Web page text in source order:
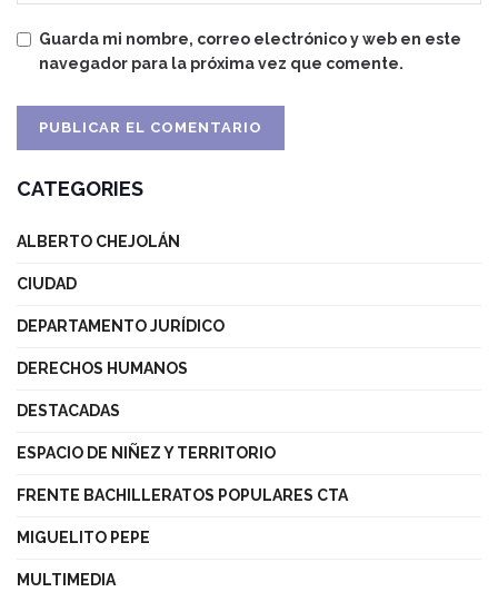
Guarda mi nombre, correo electrónico y web en este
navegador para la próxima vez que comente.
CATEGORIES
ALBERTO CHEJOLÁN
CIUDAD
DEPARTAMENTO JURÍDICO
DERECHOS HUMANOS
DESTACADAS
ESPACIO DE NIÑEZ Y TERRITORIO
FRENTE BACHILLERATOS POPULARES CTA
MIGUELITO PEPE
MULTIMEDIA